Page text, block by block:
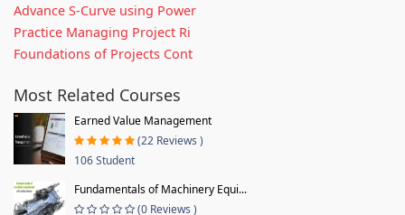
Advance S-Curve using Power
Practice Managing Project Ri
Foundations of Projects Cont
Most Related Courses
Earned Value Management
(22 Reviews )
106 Student
Fundamentals of Machinery Equi...
(0 Reviews )